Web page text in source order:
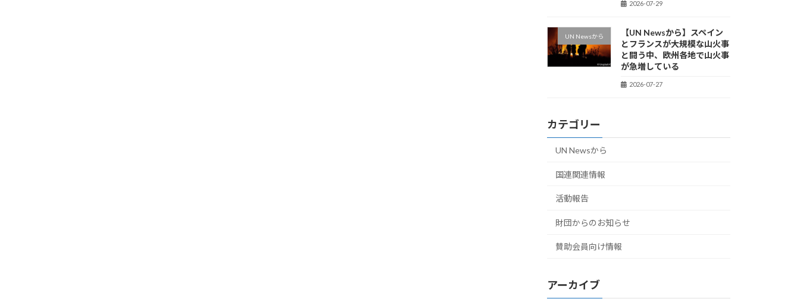
2026-07-29
UN Newsから
【UN Newsから】スペイン
とフランスが大規模な山火事
と闘う中、欧州各地で山火事
が急増している
2026-07-27
カテゴリー
UN Newsから
国連関連情報
活動報告
財団からのお知らせ
賛助会員向け情報
アーカイブ